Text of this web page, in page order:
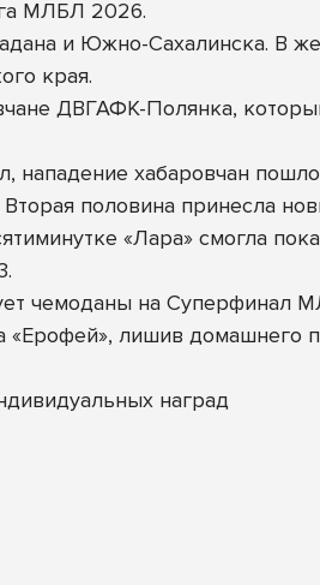
МЛБЛ 2026.
и Южно-Сахалинска. В
края.
ДВГАФК-Полянка,
нападение хабаровчан
половина принесла
«Лара» смогла
чемоданы на Суперфинал
«Ерофей», лишив домашнего
наград